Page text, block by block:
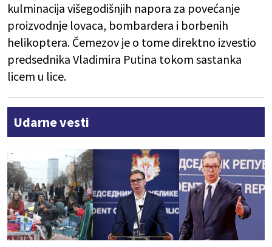
kulminacija višegodišnjih napora za povećanje
proizvodnje lovaca, bombardera i borbenih
helikoptera. Čemezov je o tome direktno izvestio
predsednika Vladimira Putina tokom sastanka
licem u lice.
Udarne vesti